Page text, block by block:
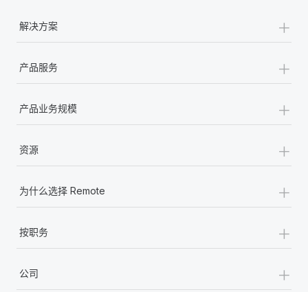
解决方案 +
产品服务 +
产品业务规模 +
资源 +
为什么选择 Remote +
按职务 +
公司 +